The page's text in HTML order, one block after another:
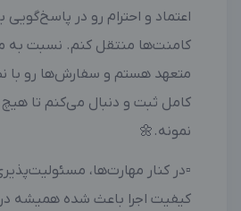
اعتماد و احترام رو در پاسخ‌گویی
کامنت‌ها منتقل کنم. نسبت به
متعهد هستم و سفارش‌ها رو با
کامل ثبت و دنبال می‌کنم تا
نمونه.🌼
▫️در کنار مهارت‌ها،
کیفیت اجرا باعث شده همیشه